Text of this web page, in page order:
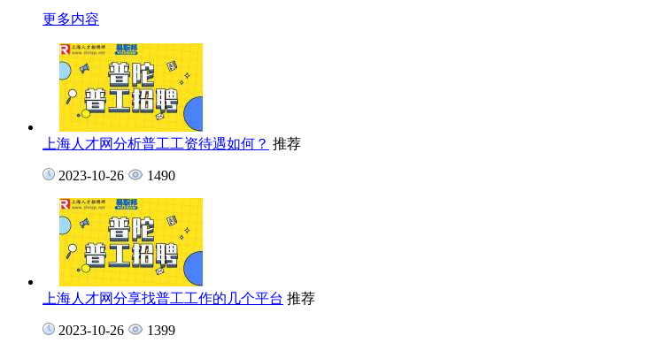
更多内容
上海人才网分析普工工资待遇如何？ 推荐
2023-10-26 1490
上海人才网分享找普工工作的几个平台 推荐
2023-10-26 1399